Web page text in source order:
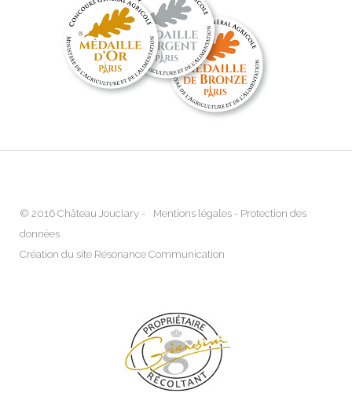
© 2016 Château Jouclary - Mentions légales - Protection des
données
Création du site Résonance Communication